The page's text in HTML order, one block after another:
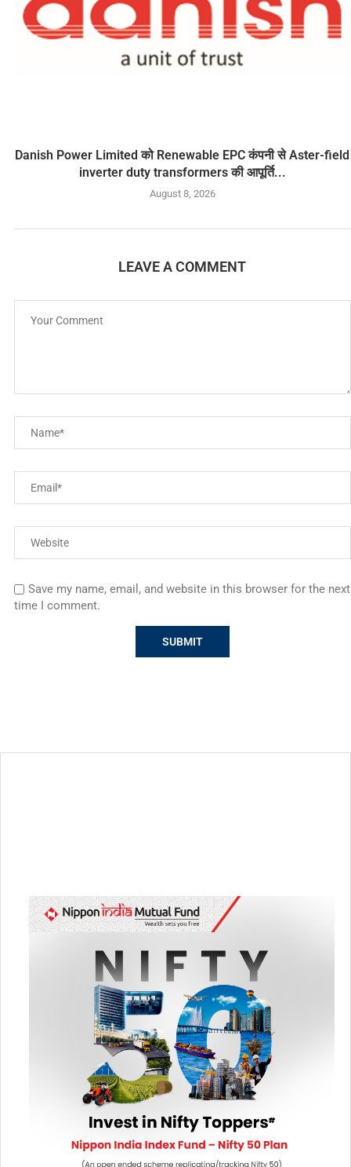
Danish Power Limited को Renewable EPC कंपनी से Aster-field
inverter duty transformers की आपूर्ति...
August 8, 2026
LEAVE A COMMENT
Save my name, email, and website in this browser for the next
time I comment.